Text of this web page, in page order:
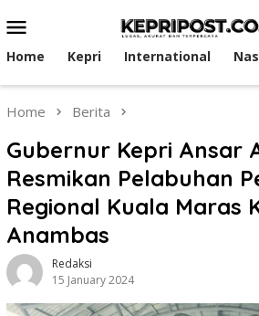
to
contentMenu
Home Kepri International
Home Berita
Gubernur Kepri Ansar
Resmikan Pelabuhan
Regional Kuala Maras
Anambas
Redaksi
15 January 2024